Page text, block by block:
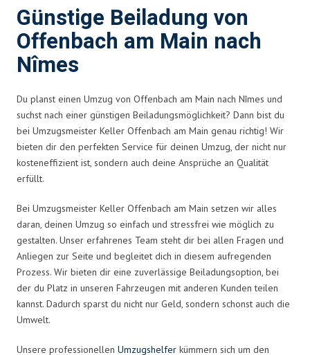
Günstige Beiladung von
Offenbach am Main nach
Nîmes
Du planst einen Umzug von Offenbach am Main nach Nîmes und
suchst nach einer günstigen Beiladungsmöglichkeit? Dann bist du
bei Umzugsmeister Keller Offenbach am Main genau richtig! Wir
bieten dir den perfekten Service für deinen Umzug, der nicht nur
kosteneffizient ist, sondern auch deine Ansprüche an Qualität
erfüllt.
Bei Umzugsmeister Keller Offenbach am Main setzen wir alles
daran, deinen Umzug so einfach und stressfrei wie möglich zu
gestalten. Unser erfahrenes Team steht dir bei allen Fragen und
Anliegen zur Seite und begleitet dich in diesem aufregenden
Prozess. Wir bieten dir eine zuverlässige Beiladungsoption, bei
der du Platz in unseren Fahrzeugen mit anderen Kunden teilen
kannst. Dadurch sparst du nicht nur Geld, sondern schonst auch die
Umwelt.
Unsere professionellen Umzugshelfer kümmern sich um den